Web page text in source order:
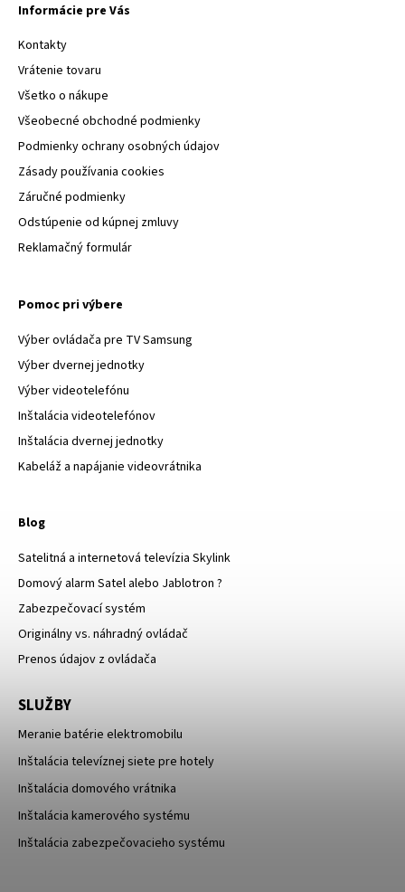
Informácie pre Vás
Kontakty
Vrátenie tovaru
Všetko o nákupe
Všeobecné obchodné podmienky
Podmienky ochrany osobných údajov
Zásady používania cookies
Záručné podmienky
Odstúpenie od kúpnej zmluvy
Reklamačný formulár
Pomoc pri výbere
Výber ovládača pre TV Samsung
Výber dvernej jednotky
Výber videotelefónu
Inštalácia videotelefónov
Inštalácia dvernej jednotky
Kabeláž a napájanie videovrátnika
Blog
Satelitná a internetová televízia Skylink
Domový alarm Satel alebo Jablotron ?
Zabezpečovací systém
Originálny vs. náhradný ovládač
Prenos údajov z ovládača
SLUŽBY
Meranie batérie elektromobilu
Inštalácia televíznej siete pre hotely
Inštalácia domového vrátnika
Inštalácia kamerového systému
Inštalácia zabezpečovacieho systému